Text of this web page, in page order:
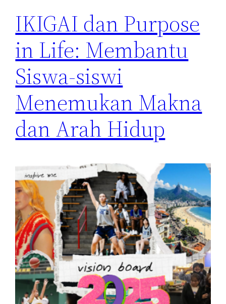
IKIGAI dan Purpose
in Life: Membantu
Siswa-siswi
Menemukan Makna
dan Arah Hidup